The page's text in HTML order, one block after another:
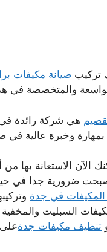
تركيب صيانة مكيفات
والمتخصصة في
هي شركة رائدة في
بمهارة وخبرة عالية في
الآن الاستعانة بها
ضرورية جدا في
المكيفات في جدة
السبليت
تنظيف مكيفات جدة